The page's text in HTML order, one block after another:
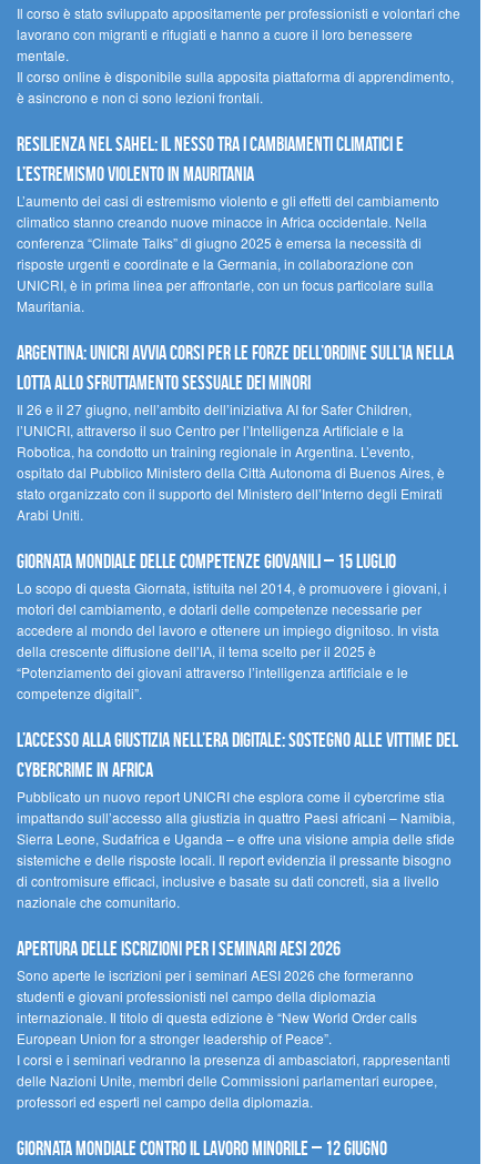
Il corso è stato sviluppato appositamente per professionisti e volontari che
lavorano con migranti e rifugiati e hanno a cuore il loro benessere
mentale.
Il corso online è disponibile sulla apposita piattaforma di apprendimento,
è asincrono e non ci sono lezioni frontali.
Resilienza nel Sahel: il nesso tra i cambiamenti climatici e
l’estremismo violento in Mauritania
L’aumento dei casi di estremismo violento e gli effetti del cambiamento
climatico stanno creando nuove minacce in Africa occidentale. Nella
conferenza “Climate Talks” di giugno 2025 è emersa la necessità di
risposte urgenti e coordinate e la Germania, in collaborazione con
UNICRI, è in prima linea per affrontarle, con un focus particolare sulla
Mauritania.
Argentina: UNICRI avvia corsi per le forze dell’ordine sull’IA nella
lotta allo sfruttamento sessuale dei minori
Il 26 e il 27 giugno, nell’ambito dell’iniziativa AI for Safer Children,
l’UNICRI, attraverso il suo Centro per l’Intelligenza Artificiale e la
Robotica, ha condotto un training regionale in Argentina. L’evento,
ospitato dal Pubblico Ministero della Città Autonoma di Buenos Aires, è
stato organizzato con il supporto del Ministero dell’Interno degli Emirati
Arabi Uniti.
Giornata Mondiale delle Competenze Giovanili – 15 luglio
Lo scopo di questa Giornata, istituita nel 2014, è promuovere i giovani, i
motori del cambiamento, e dotarli delle competenze necessarie per
accedere al mondo del lavoro e ottenere un impiego dignitoso. In vista
della crescente diffusione dell’IA, il tema scelto per il 2025 è
“Potenziamento dei giovani attraverso l’intelligenza artificiale e le
competenze digitali”.
L’accesso alla giustizia nell’era digitale: sostegno alle vittime del
cybercrime in Africa
Pubblicato un nuovo report UNICRI che esplora come il cybercrime stia
impattando sull’accesso alla giustizia in quattro Paesi africani – Namibia,
Sierra Leone, Sudafrica e Uganda – e offre una visione ampia delle sfide
sistemiche e delle risposte locali. Il report evidenzia il pressante bisogno
di contromisure efficaci, inclusive e basate su dati concreti, sia a livello
nazionale che comunitario.
Apertura delle iscrizioni per i seminari AESI 2026
Sono aperte le iscrizioni per i seminari AESI 2026 che formeranno
studenti e giovani professionisti nel campo della diplomazia
internazionale. Il titolo di questa edizione è “New World Order calls
European Union for a stronger leadership of Peace”.
I corsi e i seminari vedranno la presenza di ambasciatori, rappresentanti
delle Nazioni Unite, membri delle Commissioni parlamentari europee,
professori ed esperti nel campo della diplomazia.
Giornata mondiale contro il lavoro minorile – 12 giugno